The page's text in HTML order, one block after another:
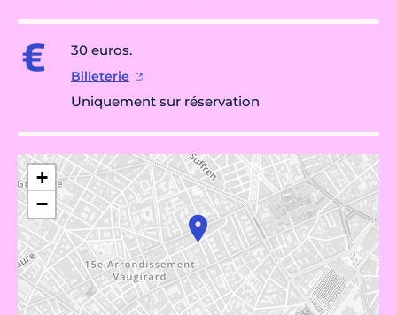
30 euros.
Billeterie
Uniquement sur réservation
+
−